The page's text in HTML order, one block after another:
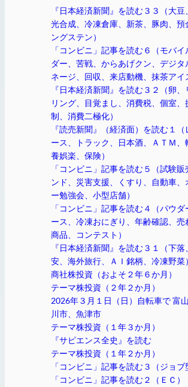
『日本経済新聞』を読む３３（大豆
光合成、冷凍倉庫、新茶、豚肉、預
ングステン）
「コンビニ」記事を読む６（モバイ
ダー、苦戦、からあげクン、デジタ
ネージ、回収、来店動機、抹茶アイ
『日本経済新聞』を読む３２（卵、
リング、目覚まし、消費税、個室、
制、消費二極化）
『読売新聞』（経済面）を読む１（
ース、トラック、日本酒、ＡＴＭ、
養娯楽、保険）
「コンビニ」記事を読む５（試験販
ンド、災害支援、くすり、自動車、
ー勉強会、小型店舗）
「コンビニ」記事を読む４（パウダ
ース、冷凍おにぎり、年齢確認、売
商品、コンテスト）
『日本経済新聞』を読む３１（下落
安、海外旅行、ＡＩ銘柄、冷凍野菜）
商社株投資（およそ２年６か月）
テーマ株投資（２年２か月）
2026年３月１日（日）自転車で 富
川市、魚津市
テーマ株投資（１年３か月）
『サピエンス全史』を読む
テーマ株投資（１年２か月）
「コンビニ」記事を読む３（ジョブ
「コンビニ」記事を読む２（ＥＣ）